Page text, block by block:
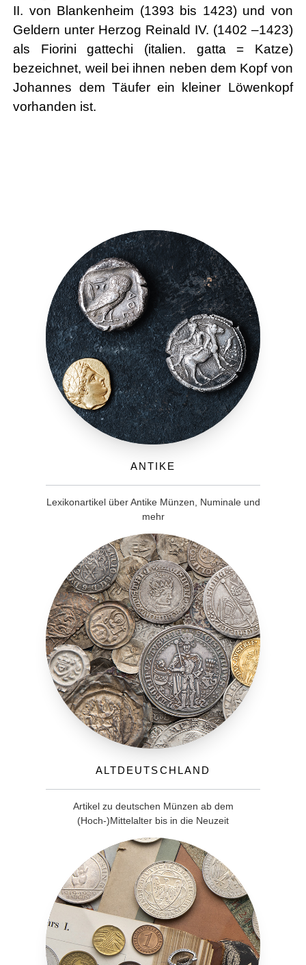
II. von Blankenheim (1393 bis 1423) und von
Geldern unter Herzog Reinald IV. (1402 –1423)
als Fiorini gattechi (italien. gatta = Katze)
bezeichnet, weil bei ihnen neben dem Kopf von
Johannes dem Täufer ein kleiner Löwenkopf
vorhanden ist.
Antike
Lexikonartikel über Antike Münzen, Numinale und
mehr
Altdeutschland
Artikel zu deutschen Münzen ab dem
(Hoch-)Mittelalter bis in die Neuzeit